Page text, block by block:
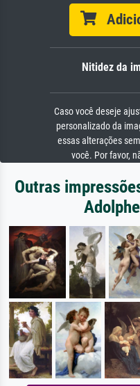
Nitidez da
Caso você deseje
personalizado da
essas alterações
você. Por favor,
Outras